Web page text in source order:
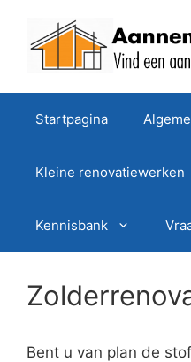
Startpagina
Kleine renovatiewerken
Kennisbank
Bent u van plan de